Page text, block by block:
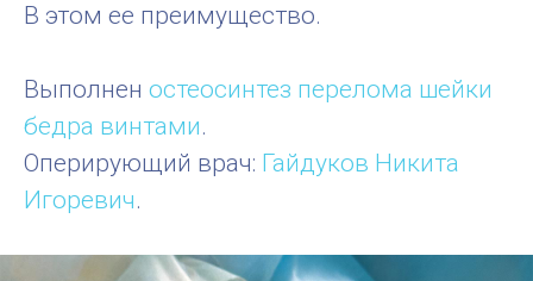
В этом ее преимущество.
Выполнен остеосинтез перелома шейки
бедра винтами.
Оперирующий врач: Гайдуков Никита
Игоревич.